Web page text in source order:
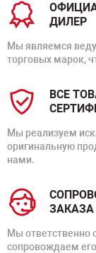
ДИЛЕР
Мы являемся
торговых марок,
ВСЕ
Мы реализуем
оригинальную
нами.
ЗАКАЗА
Мы ответственно
сопровождаем